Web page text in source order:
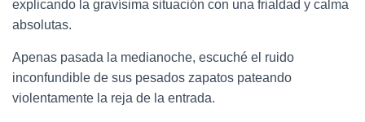
explicando la gravísima situación con una frialdad y calma
absolutas.
Apenas pasada la medianoche, escuché el ruido
inconfundible de sus pesados zapatos pateando
violentamente la reja de la entrada.